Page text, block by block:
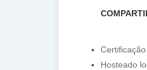
Hosteado